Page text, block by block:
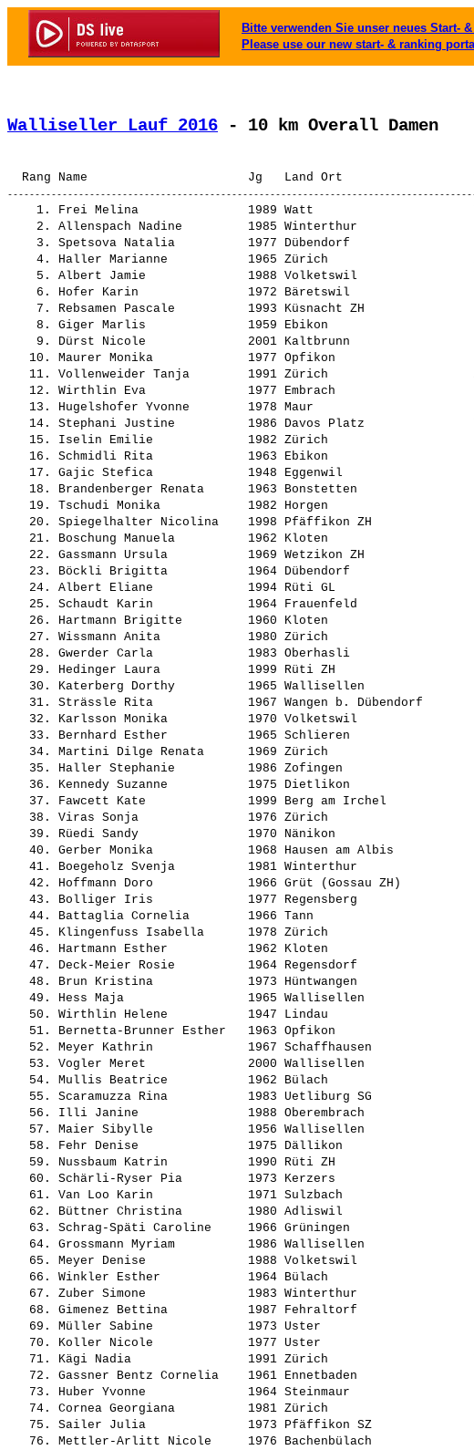
Bitte verwenden Sie unser neues Start-
Please use our new start- & ranking
Walliseller Lauf 2016 - 10 km Overall Damen
    1.
Frei Melina
1989 Watt
    2.
Allenspach Nadine
1985 Winterthur
    3.
Spetsova Natalia
1977 Dübendorf
    4.
Haller Marianne
1965 Zürich
    5.
Albert Jamie
1988 Volketswil
    6.
Hofer Karin
1972 Bäretswil
    7.
Rebsamen Pascale
1993 Küsnacht ZH
    8.
Giger Marlis
1959 Ebikon
    9.
Dürst Nicole
2001 Kaltbrunn
   10.
Maurer Monika
1977 Opfikon
   11.
Vollenweider Tanja
1991 Zürich
   12.
Wirthlin Eva
1977 Embrach
   13.
Hugelshofer Yvonne
1978 Maur
   14.
Stephani Justine
1986 Davos Platz
   15.
Iselin Emilie
1982 Zürich
   16.
Schmidli Rita
1963 Ebikon
   17.
Gajic Stefica
1948 Eggenwil
   18.
Brandenberger Renata
1963 Bonstetten
   19.
Tschudi Monika
1982 Horgen
   20.
Spiegelhalter Nicolina
1998 Pfäffikon ZH
   21.
Boschung Manuela
1962 Kloten
   22.
Gassmann Ursula
1969 Wetzikon ZH
   23.
Böckli Brigitta
1964 Dübendorf
   24.
Albert Eliane
1994 Rüti GL
   25.
Schaudt Karin
1964 Frauenfeld
   26.
Hartmann Brigitte
1960 Kloten
   27.
Wissmann Anita
1980 Zürich
   28.
Gwerder Carla
1983 Oberhasli
   29.
Hedinger Laura
1999 Rüti ZH
   30.
Katerberg Dorthy
1965 Wallisellen
   31.
Strässle Rita
1967 Wangen b.
   32.
Karlsson Monika
1970 Volketswil
   33.
Bernhard Esther
1965 Schlieren
   34.
Martini Dilge Renata
1969 Zürich
   35.
Haller Stephanie
1986 Zofingen
   36.
Kennedy Suzanne
1975 Dietlikon
   37.
Fawcett Kate
1999 Berg am Irchel
   38.
Viras Sonja
1976 Zürich
   39.
Rüedi Sandy
1970 Nänikon
   40.
Gerber Monika
1968 Hausen am Albis
   41.
Boegeholz Svenja
1981 Winterthur
   42.
Hoffmann Doro
1966 Grüt (Gossau ZH)
   43.
Bolliger Iris
1977 Regensberg
   44.
Battaglia Cornelia
1966 Tann
   45.
Klingenfuss Isabella
1978 Zürich
   46.
Hartmann Esther
1962 Kloten
   47.
Deck-Meier Rosie
1964 Regensdorf
   48.
Brun Kristina
1973 Hüntwangen
   49.
Hess Maja
1965 Wallisellen
   50.
Wirthlin Helene
1947 Lindau
   51.
Bernetta-Brunner Esther
1963 Opfikon
   52.
Meyer Kathrin
1967 Schaffhausen
   53.
Vogler Meret
2000 Wallisellen
   54.
Mullis Beatrice
1962 Bülach
   55.
Scaramuzza Rina
1983 Uetliburg SG
   56.
Illi Janine
1988 Oberembrach
   57.
Maier Sibylle
1956 Wallisellen
   58.
Fehr Denise
1975 Dällikon
   59.
Nussbaum Katrin
1990 Rüti ZH
   60.
Schärli-Ryser Pia
1973 Kerzers
   61.
Van Loo Karin
1971 Sulzbach
   62.
Büttner Christina
1980 Adliswil
   63.
Schrag-Späti Caroline
1966 Grüningen
   64.
Grossmann Myriam
1986 Wallisellen
   65.
Meyer Denise
1988 Volketswil
   66.
Winkler Esther
1964 Bülach
   67.
Zuber Simone
1983 Winterthur
   68.
Gimenez Bettina
1987 Fehraltorf
   69.
Müller Sabine
1973 Uster
   70.
Koller Nicole
1977 Uster
   71.
Kägi Nadia
1991 Zürich
   72.
Gassner Bentz Cornelia
1961 Ennetbaden
   73.
Huber Yvonne
1964 Steinmaur
   74.
Cornea Georgiana
1981 Zürich
   75.
Sailer Julia
1973 Pfäffikon SZ
   76.
Mettler-Arlitt Nicole
1976 Bachenbülach